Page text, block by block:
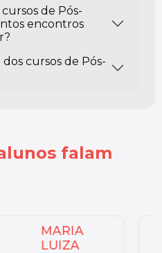
de Pós-
encontros
cursos de Pós-
falam
MARLOS
MARQUES